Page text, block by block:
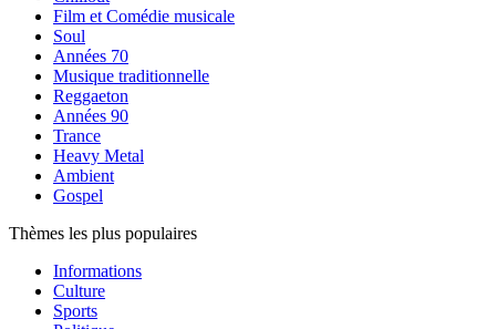
Film et Comédie musicale
Soul
Années 70
Musique traditionnelle
Reggaeton
Années 90
Trance
Heavy Metal
Ambient
Gospel
Thèmes les plus populaires
Informations
Culture
Sports